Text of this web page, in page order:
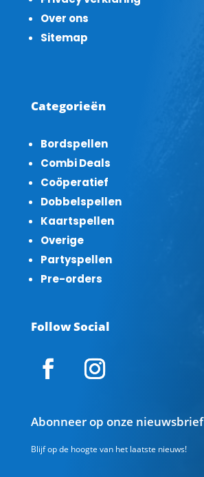
Over ons
Sitemap
Categorieën
Bordspellen
Combi Deals
Coöperatief
Dobbelspellen
Kaartspellen
Overige
Partyspellen
Pre-orders
Follow Social
Abonneer op onze nieuwsbrief
Blijf op de hoogte van het laatste nieuws!